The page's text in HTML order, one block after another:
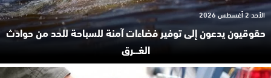
حقوقيون يدعون إلى توفير فضاءات آمنة للسباحة للحد من حوادث
الغـ.ـرق
الأحد 2 أغسطس 2026